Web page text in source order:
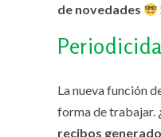
de novedades
La nueva función
forma de trabajar. ¿
recibos